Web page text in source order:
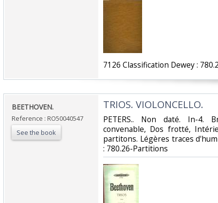
‎7126 Classification Dewey :
‎BEETHOVEN.‎
Reference : RO50040547
See the book
‎TRIOS. VIOLONCELLO.‎
‎PETERS.. Non daté. In-4.
convenable, Dos frotté,
partitons. Légères traces
: 780.26-Partitions‎